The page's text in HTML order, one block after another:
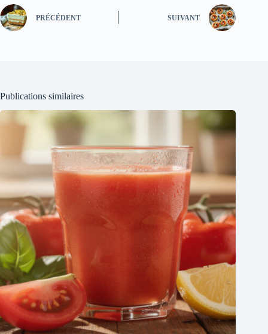
PRÉCÉDENT SUIVANT
Publications similaires